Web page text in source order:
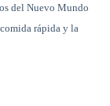
del Nuevo Mundo
rápida y la